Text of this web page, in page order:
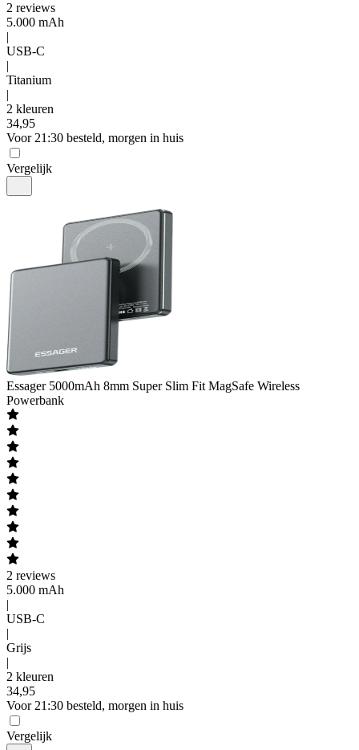
2 reviews
5.000 mAh
|
USB-C
|
Titanium
|
2 kleuren
34,95
Voor 21:30 besteld, morgen in huis
Vergelijk
Essager 5000mAh 8mm Super Slim Fit MagSafe Wireless
Powerbank
2 reviews
5.000 mAh
|
USB-C
|
Grijs
|
2 kleuren
34,95
Voor 21:30 besteld, morgen in huis
Vergelijk